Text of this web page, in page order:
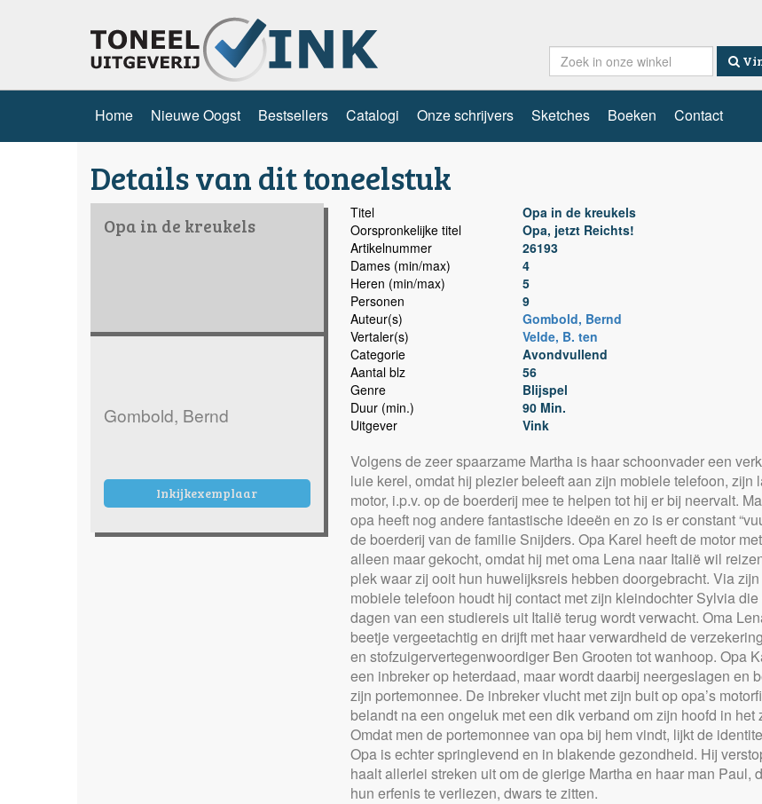
Home Nieuwe Oogst Bestsellers Catalogi Onze schrijvers Sketches Boeken Contact
Details van dit toneelstuk
Opa in de kreukels
Gombold, Bernd
Inkijkexemplaar
Titel
Opa in de kreukels
Oorspronkelijke titel
Opa, jetzt Reichts!
Artikelnummer
26193
Dames (min/max)
4
Heren (min/max)
5
Personen
9
Auteur(s)
Gombold, Bernd
Vertaler(s)
Velde, B. ten
Categorie
Avondvullend
Aantal blz
56
Genre
Blijspel
Duur (min.)
90 Min.
Uitgever
Vink
Volgens de zeer spaarzame Martha is haar schoonvader een
luie kerel, omdat hij plezier beleeft aan zijn mobiele telefoon, zijn
motor, i.p.v. op de boerderij mee te helpen tot hij er bij neervalt.
opa heeft nog andere fantastische ideeën en zo is er constant
de boerderij van de familie Snijders. Opa Karel heeft de motor
alleen maar gekocht, omdat hij met oma Lena naar Italië wil
plek waar zij ooit hun huwelijksreis hebben doorgebracht. Via
mobiele telefoon houdt hij contact met zijn kleindochter Sylvia
dagen van een studiereis uit Italië terug wordt verwacht. Oma
beetje vergeetachtig en drijft met haar verwardheid de
en stofzuigervertegenwoordiger Ben Grooten tot wanhoop. Opa
een inbreker op heterdaad, maar wordt daarbij neergeslagen en
zijn portemonnee. De inbreker vlucht met zijn buit op opa’s
belandt na een ongeluk met een dik verband om zijn hoofd in het
Omdat men de portemonnee van opa bij hem vindt, lijkt de
Opa is echter springlevend en in blakende gezondheid. Hij
haalt allerlei streken uit om de gierige Martha en haar man Paul,
hun erfenis te verliezen, dwars te zitten.